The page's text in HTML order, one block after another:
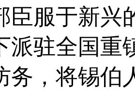
臣服于新兴
派驻全国重
务，将锡伯